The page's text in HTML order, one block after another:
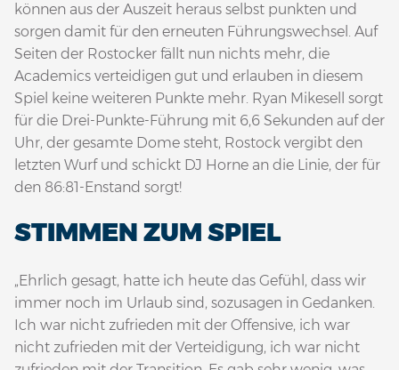
können aus der Auszeit heraus selbst punkten und
sorgen damit für den erneuten Führungswechsel. Auf
Seiten der Rostocker fällt nun nichts mehr, die
Academics verteidigen gut und erlauben in diesem
Spiel keine weiteren Punkte mehr. Ryan Mikesell sorgt
für die Drei-Punkte-Führung mit 6,6 Sekunden auf der
Uhr, der gesamte Dome steht, Rostock vergibt den
letzten Wurf und schickt DJ Horne an die Linie, der für
den 86:81-Enstand sorgt!
STIMMEN ZUM SPIEL
„Ehrlich gesagt, hatte ich heute das Gefühl, dass wir
immer noch im Urlaub sind, sozusagen in Gedanken.
Ich war nicht zufrieden mit der Offensive, ich war
nicht zufrieden mit der Verteidigung, ich war nicht